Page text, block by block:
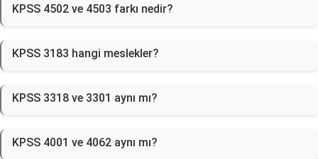
KPSS 4502 ve 4503 farkı nedir?
KPSS 3183 hangi meslekler?
KPSS 3318 ve 3301 aynı mı?
KPSS 4001 ve 4062 aynı mı?